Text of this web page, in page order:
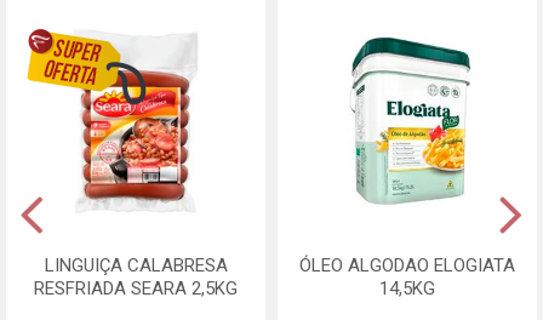
LINGUIÇA CALABRESA
RESFRIADA SEARA 2,5KG
ÓLEO ALGODAO ELOGIATA
14,5KG